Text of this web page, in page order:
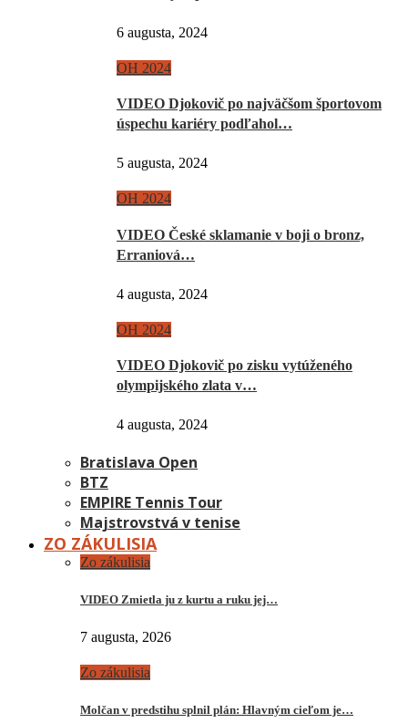
6 augusta, 2024
OH 2024
VIDEO Djokovič po najväčšom športovom
úspechu kariéry podľahol…
5 augusta, 2024
OH 2024
VIDEO České sklamanie v boji o bronz,
Erraniová…
4 augusta, 2024
OH 2024
VIDEO Djokovič po zisku vytúženého
olympijského zlata v…
4 augusta, 2024
Bratislava Open
BTZ
EMPIRE Tennis Tour
Majstrovstvá v tenise
ZO ZÁKULISIA
Zo zákulisia
VIDEO Zmietla ju z kurtu a ruku jej…
7 augusta, 2026
Zo zákulisia
Molčan v predstihu splnil plán: Hlavným cieľom je…